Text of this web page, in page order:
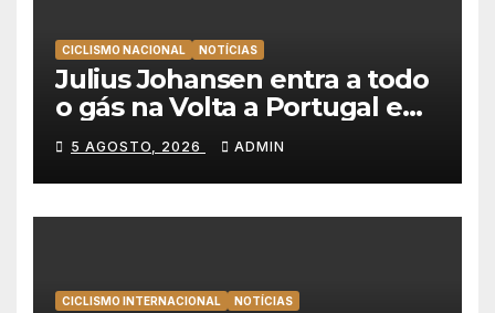
CICLISMO NACIONAL NOTÍCIAS
Julius Johansen entra a todo
o gás na Volta a Portugal e
lidera dobradinha da UAE
Team Emirates em Lisboa
5 AGOSTO, 2026 ADMIN
CICLISMO INTERNACIONAL NOTÍCIAS